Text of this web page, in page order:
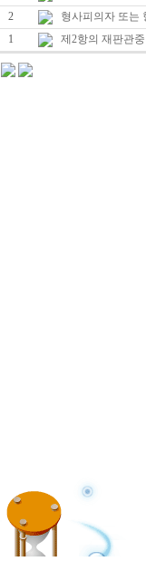
2
형사피의자 또는
1
제2항의 재판관